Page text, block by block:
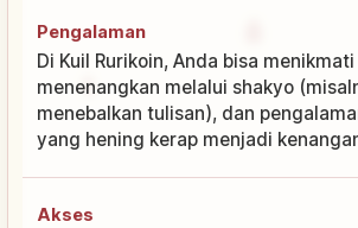
Pengalaman
Di Kuil Rurikoin, Anda bisa
menenangkan melalui shakyo
menebalkan tulisan), dan
yang hening kerap menjadi
Akses